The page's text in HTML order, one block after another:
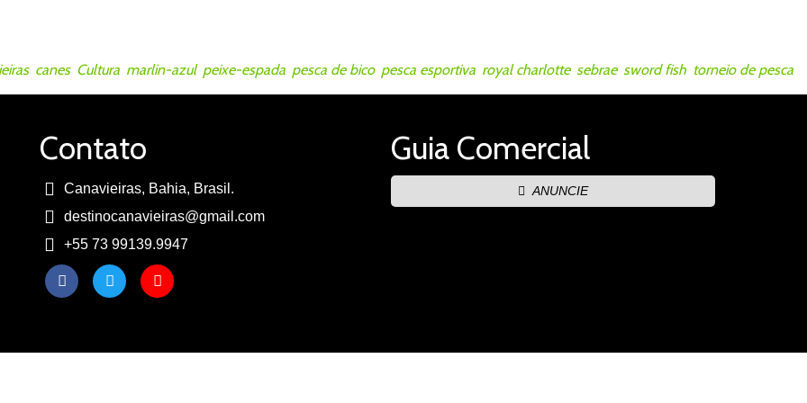
, canes, Cultura marlin-azul, peixe-espada pesca de bico, pesca esportiva royal charlotte, sebrae, sword fish torneio de pesca
Contato
Canavieiras, Bahia, Brasil.
destinocanavieiras@gmail.com
+55 73 99139.9947
Guia Comercial
ANUNCIE